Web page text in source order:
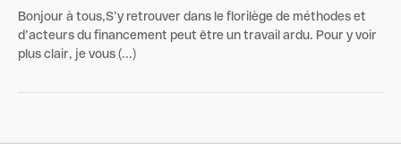
Bonjour à tous,S’y retrouver dans le florilège de méthodes et
d’acteurs du financement peut être un travail ardu. Pour y voir
plus clair, je vous (...)